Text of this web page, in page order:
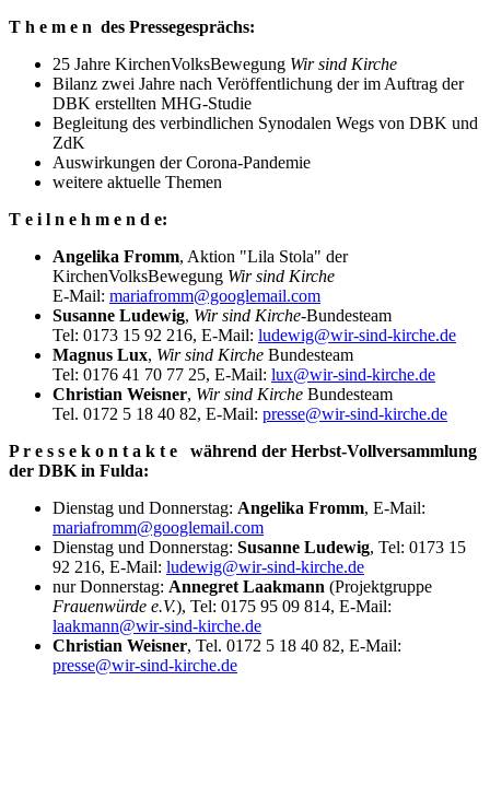
T h e m e n des Pressegesprächs:
25 Jahre KirchenVolksBewegung Wir sind Kirche
Bilanz zwei Jahre nach Veröffentlichung der im Auftrag der
DBK erstellten MHG-Studie
Begleitung des verbindlichen Synodalen Wegs von DBK und
ZdK
Auswirkungen der Corona-Pandemie
weitere aktuelle Themen
T e i l n e h m e n d e:
Angelika Fromm, Aktion "Lila Stola" der
KirchenVolksBewegung Wir sind Kirche
E-Mail: mariafromm@googlemail.com
Susanne Ludewig, Wir sind Kirche-Bundesteam
Tel: 0173 15 92 216, E-Mail: ludewig@wir-sind-kirche.de
Magnus Lux, Wir sind Kirche Bundesteam
Tel: 0176 41 70 77 25, E-Mail: lux@wir-sind-kirche.de
Christian Weisner, Wir sind Kirche Bundesteam
Tel. 0172 5 18 40 82, E-Mail: presse@wir-sind-kirche.de
P r e s s e k o n t a k t e während der Herbst-Vollversammlung
der DBK in Fulda:
Dienstag und Donnerstag: Angelika Fromm, E-Mail:
mariafromm@googlemail.com
Dienstag und Donnerstag: Susanne Ludewig, Tel: 0173 15
92 216, E-Mail: ludewig@wir-sind-kirche.de
nur Donnerstag: Annegret Laakmann (Projektgruppe
Frauenwürde e.V.), Tel: 0175 95 09 814, E-Mail:
laakmann@wir-sind-kirche.de
Christian Weisner, Tel. 0172 5 18 40 82, E-Mail:
presse@wir-sind-kirche.de